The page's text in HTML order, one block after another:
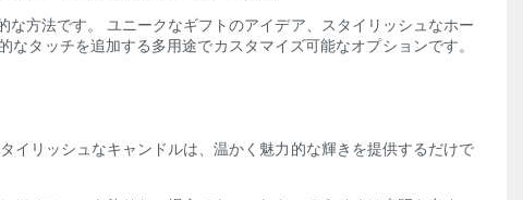
方法です。 ユニークなギフトのアイデア、スタイリッシュなホー
タッチを追加する多用途でカスタマイズ可能なオプションです。
イリッシュなキャンドルは、温かく魅力的な輝きを提供するだけで